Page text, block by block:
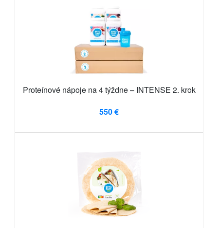
Proteínové nápoje na 4 týždne – INTENSE 2. krok
550 €